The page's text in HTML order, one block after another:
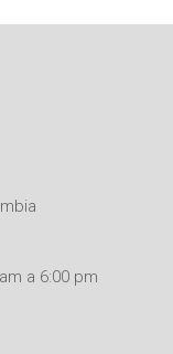
a 6:00 pm